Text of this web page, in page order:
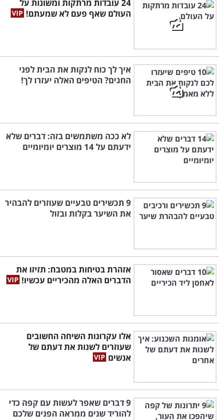
24 עובדות מרתקות ומשונות על
העולם שאף פעם לא שמעתם!
איך לך כוח לנקות את הבית לפני
החגים? הטיפים האלה יעזרו לך!
לא ככה משתמשים בזה: דברים שלא
ידעתם על 14 מוצרים יומיומיים
9 תכשירים טבעיים שעוזרים להבהיר
את השיער בקלות ובזול
אזהרת בטיחות במטבח: תזיזו את
הדברים האלה מהכיריים עכשיו!
אלו עקרונות השיחה החשובים
שעוזרים לשנות את דעתם של
אנשים
9 דברים שאפר לעשות עם קפה כדי
להוריד שנים ממראה הפנים שלכם